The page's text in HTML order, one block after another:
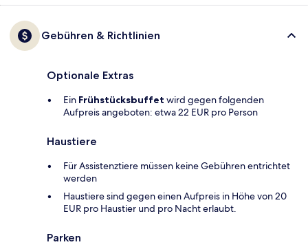
Gebühren & Richtlinien
Optionale Extras
Ein Frühstücksbuffet wird gegen folgenden
Aufpreis angeboten: etwa 22 EUR pro Person
Haustiere
Für Assistenztiere müssen keine Gebühren entrichtet
werden
Haustiere sind gegen einen Aufpreis in Höhe von 20
EUR pro Haustier und pro Nacht erlaubt.
Parken